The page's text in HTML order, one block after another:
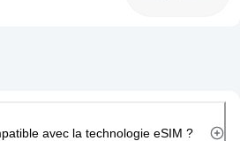
avec la technologie eSIM ?